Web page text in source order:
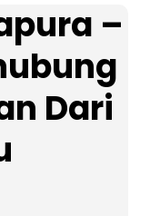
–
Dari